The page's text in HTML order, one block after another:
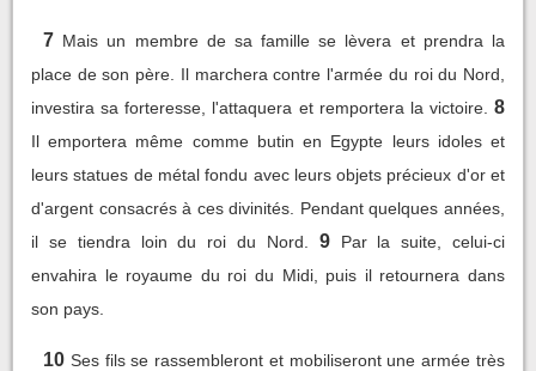
7 Mais un membre de sa famille se lèvera et prendra la
place de son père. Il marchera contre l'armée du roi du Nord,
investira sa forteresse, l'attaquera et remportera la victoire. 8
Il emportera même comme butin en Egypte leurs idoles et
leurs statues de métal fondu avec leurs objets précieux d'or et
d'argent consacrés à ces divinités. Pendant quelques années,
il se tiendra loin du roi du Nord.
9
Par la suite, celui-ci
envahira le royaume du roi du Midi, puis il retournera dans
son pays.
10 Ses fils se rassembleront et mobiliseront une armée très